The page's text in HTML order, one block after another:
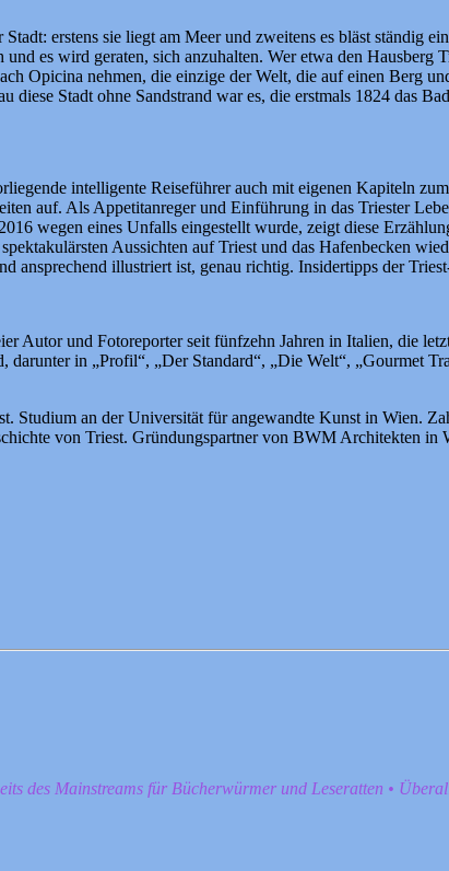
erstens sie liegt am Meer und zweitens es bläst ständig
es wird geraten, sich anzuhalten. Wer etwa den Hausberg
Opicina nehmen, die einzige der Welt, die auf einen Berg
diese Stadt ohne Sandstrand war es, die erstmals 1824 das
intelligente Reiseführer auch mit eigenen Kapiteln
auf. Als Appetitanreger und Einführung in das Triester
wegen eines Unfalls eingestellt wurde, zeigt diese
Aussichten auf Triest und das Hafenbecken
ansprechend illustriert ist, genau richtig. Insidertipps der
Autor und Fotoreporter seit fünfzehn Jahren in Italien, die
in „Profil“, „Der Standard“, „Die Welt“, „Gourmet
Studium an der Universität für angewandte Kunst in Wien.
von Triest. Gründungspartner von BWM Architekten in
des Mainstreams für Bücherwürmer und Leseratten •